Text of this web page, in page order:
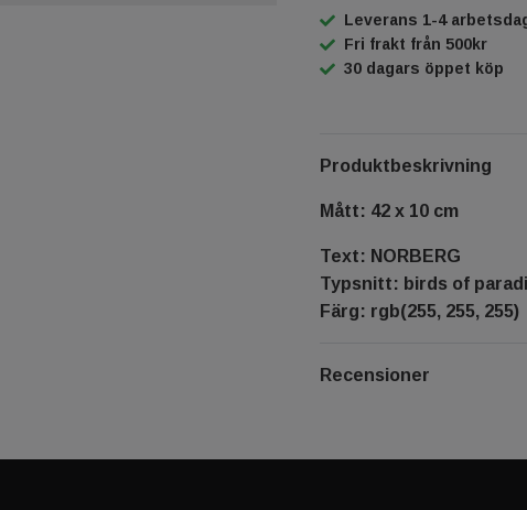
Leverans 1-4
Fri frakt från 500kr
30 dagars öppet köp
Produktbeskrivning
Mått: 42 x 10 cm
Text: NORBERG
Typsnitt: birds of
Färg: rgb(255, 255, 255)
Recensioner